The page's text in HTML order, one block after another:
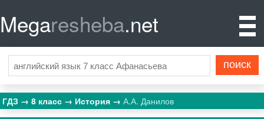
Megaresheba.net
ГДЗ 8 класс История А.А. Данилов